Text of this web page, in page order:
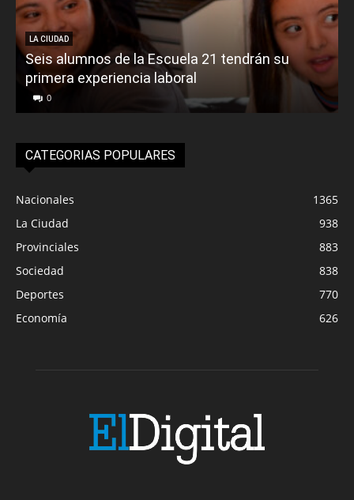
LA CIUDAD
Seis alumnos de la Escuela 21 tendrán su
primera experiencia laboral
0
CATEGORIAS POPULARES
Nacionales
1365
La Ciudad
938
Provinciales
883
Sociedad
838
Deportes
770
Economía
626